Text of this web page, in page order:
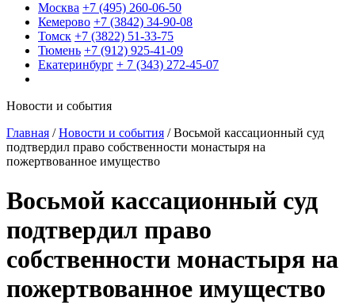
Москва +7 (495) 260-06-50
Кемерово +7 (3842) 34-90-08
Томск +7 (3822) 51-33-75
Тюмень +7 (912) 925-41-09
Екатеринбург + 7 (343) 272-45-07
Новости и события
Главная /Новости и события /Восьмой кассационный суд
подтвердил право собственности монастыря на
пожертвованное имущество
Восьмой кассационный суд
подтвердил право
собственности монастыря на
пожертвованное имущество